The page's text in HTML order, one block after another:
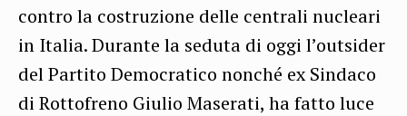
contro la costruzione delle centrali nucleari
in Italia. Durante la seduta di oggi l’outsider
del Partito Democratico nonché ex Sindaco
di Rottofreno Giulio Maserati, ha fatto luce